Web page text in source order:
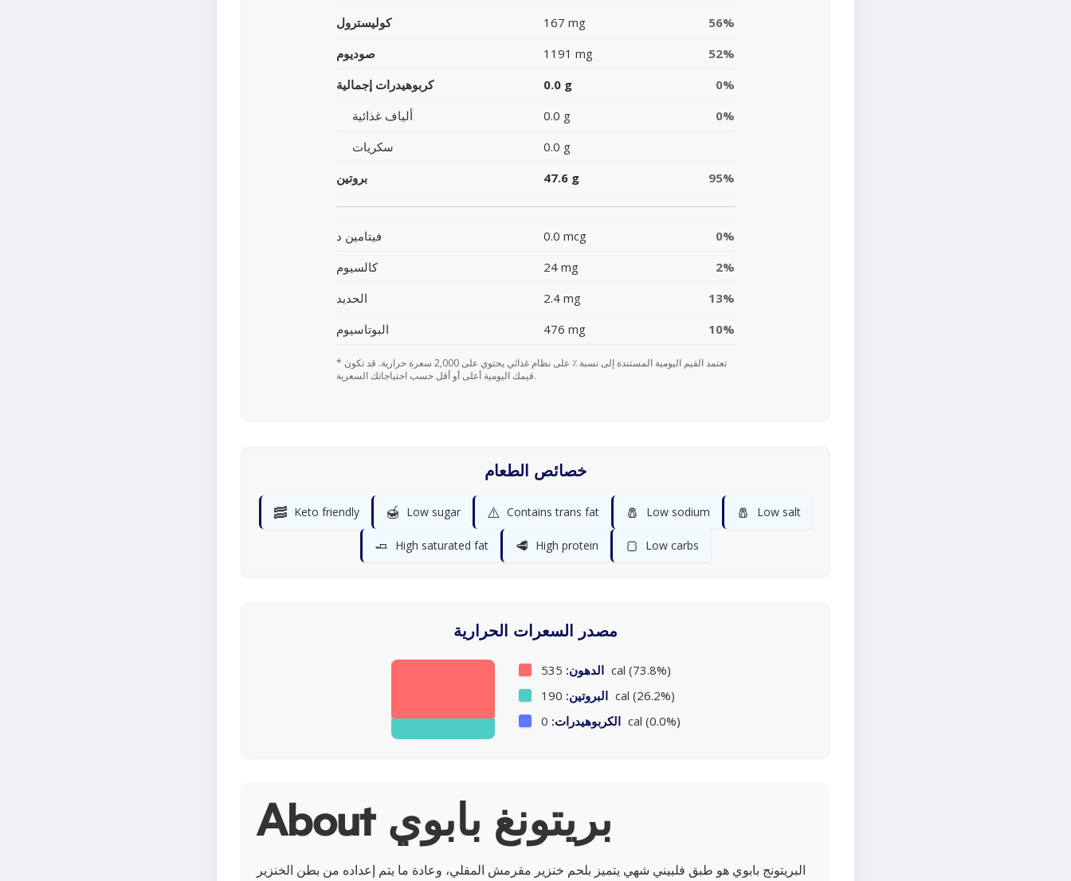
كوليسترول
167 mg
56%
صوديوم
1191 mg
52%
كربوهيدرات إجمالية
0.0 g
0%
ألياف غذائية
0.0 g
0%
سكريات
0.0 g
بروتين
47.6 g 95%
فيتامين د 0.0 mcg
0%
كالسيوم
24 mg
2%
الحديد
2.4 mg
13%
البوتاسيوم
476 mg 10%
* تعتمد القيم اليومية المستندة إلى نسبة ٪ على نظام غذائي يحتوي على 2,000 سعرة حرارية. قد تكون
قيمك اليومية أعلى أو أقل حسب احتياجاتك السعرية.
خصائص الطعام
🥓 Keto friendly 🍯 Low sugar ⚠️ Contains trans fat 🧂 Low sodium 🧂 Low salt
🧈 High saturated fat 🥩 High protein 🍞 Low carbs
مصدر السعرات الحرارية
الدهون: 535 cal (73.8%)
البروتين: 190 cal (26.2%)
الكربوهيدرات: 0 cal (0.0%)
About بريتونغ بابوي
البريتونج بابوي هو طبق فلبيني شهي يتميز بلحم خنزير مقرمش المقلي، وعادة ما يتم إعداده من بطن الخنزير